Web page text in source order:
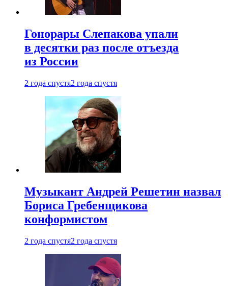
Гонорары Слепакова упали
в десятки раз после отъезда
из России
2 года спустя2 года спустя
Музыкант Андрей Решетин назвал
Бориса Гребенщикова
конформистом
2 года спустя2 года спустя